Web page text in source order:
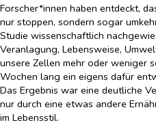
Forscher*innen haben entdeckt,
nur stoppen, sondern sogar
Studie wissenschaftlich
Veranlagung, Lebensweise,
unsere Zellen mehr oder weniger
Wochen lang ein eigens dafür
Das Ergebnis war eine deutliche
nur durch eine etwas andere
im Lebensstil.